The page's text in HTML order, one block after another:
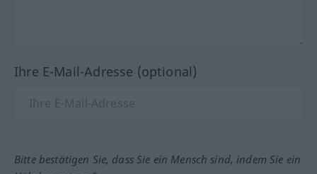
Ihre E-Mail-Adresse (optional)
Bitte bestätigen Sie, dass Sie ein Mensch sind, indem Sie ein